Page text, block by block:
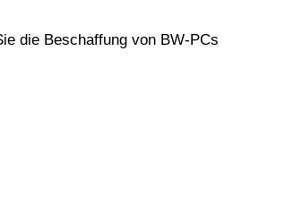
die Beschaffung von BW-PCs